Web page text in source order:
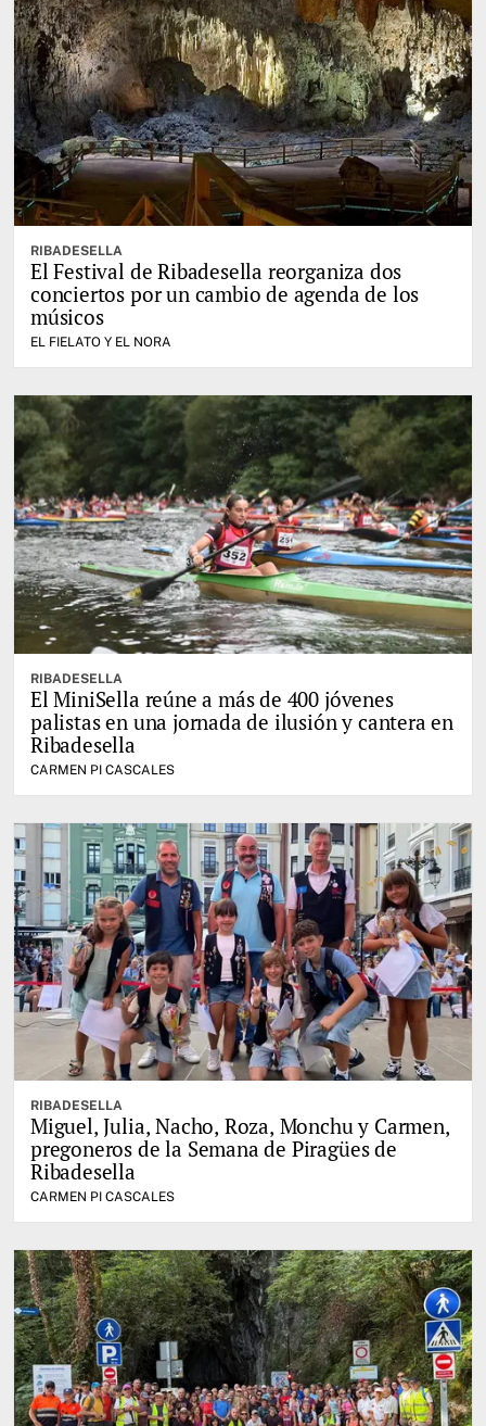
RIBADESELLA
El Festival de Ribadesella reorganiza dos
conciertos por un cambio de agenda de los
músicos
EL FIELATO Y EL NORA
RIBADESELLA
El MiniSella reúne a más de 400 jóvenes
palistas en una jornada de ilusión y cantera en
Ribadesella
CARMEN PI CASCALES
RIBADESELLA
Miguel, Julia, Nacho, Roza, Monchu y Carmen,
pregoneros de la Semana de Piragües de
Ribadesella
CARMEN PI CASCALES